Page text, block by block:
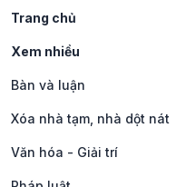
Trang chủ
Xem nhiều
Bàn và luận
Xóa nhà tạm, nhà dột nát
Văn hóa - Giải trí